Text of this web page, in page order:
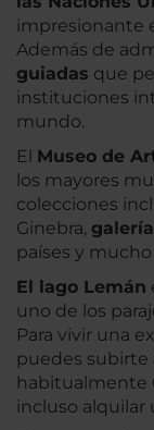
impresionante
Además de
guiadas que
instituciones
mundo.
El Museo de
los mayores
colecciones
Ginebra,
países y mucho
El lago Lemán
uno de los
Para vivir una
puedes subirte
habitualmente
incluso alquilar